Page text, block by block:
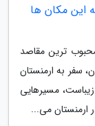
این مکان ها
ترین مقاصد
سفر به ارمنستان
مسیرهایی
ارمنستان می...